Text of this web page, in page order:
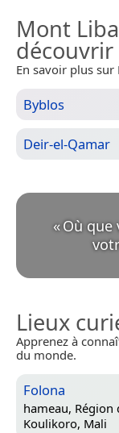
Mont
découvrir
En savoir plus sur
Byblos
Deir-el-Qamar
«Où que
Lieux
Apprenez à
du monde.
Folona
hameau, Région
Koulikoro, Mali